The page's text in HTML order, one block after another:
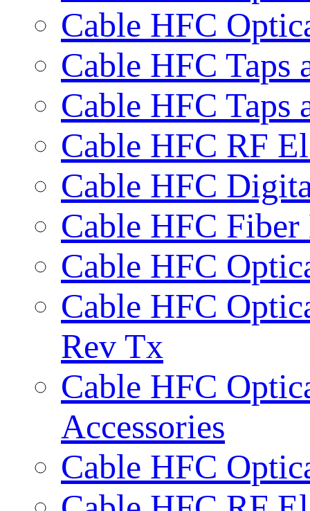
Cable HFC
Cable HFC Taps
Cable HFC Taps
Cable HFC RF
Cable HFC
Cable HFC Fiber
Cable HFC
Cable HFC
Rev Tx
Cable HFC
Accessories
Cable HFC